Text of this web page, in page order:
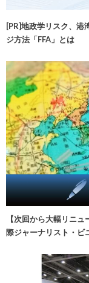
[PR]地政学リスク、港
ジ方法「FFA」とは
【次回から大幅リニ
際ジャーナリスト・ビ